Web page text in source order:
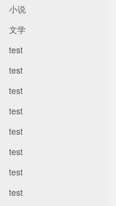
小说
文学
test
test
test
test
test
test
test
test